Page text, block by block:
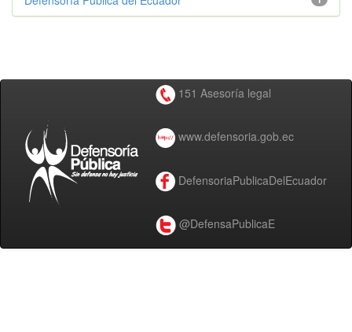
151 Asesoría legal
www.defensoria.gob.ec
DefensoriaPublicaDelEcuador
@DefensaPublicaE